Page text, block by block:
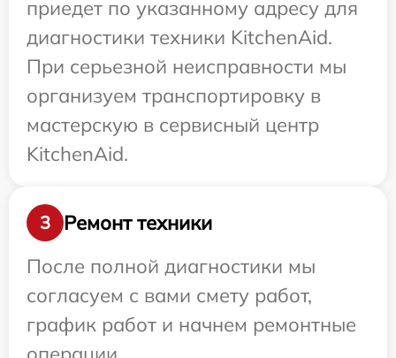
приедет по указанному адресу для
диагностики техники KitchenAid.
При серьезной неисправности мы
организуем транспортировку в
мастерскую в сервисный центр
KitchenAid.
3
Ремонт техники
После полной диагностики мы
согласуем с вами смету работ,
график работ и начнем ремонтные